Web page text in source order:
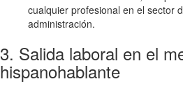
cualquier profesional en el sector
administración.
3. Salida laboral en el
hispanohablante